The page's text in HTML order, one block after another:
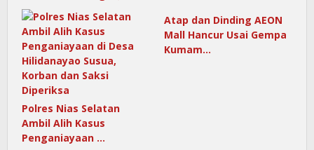
Polres Nias Selatan
Ambil Alih Kasus
Penganiayaan …
Atap dan Dinding AEON
Mall Hancur Usai Gempa
Kumam…